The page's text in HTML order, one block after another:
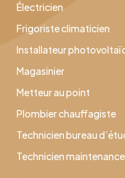
Électricien
Frigoriste climaticien
Installateur
Magasinier
Metteur au point
Plombier chauffagiste
Technicien bureau
Technicien